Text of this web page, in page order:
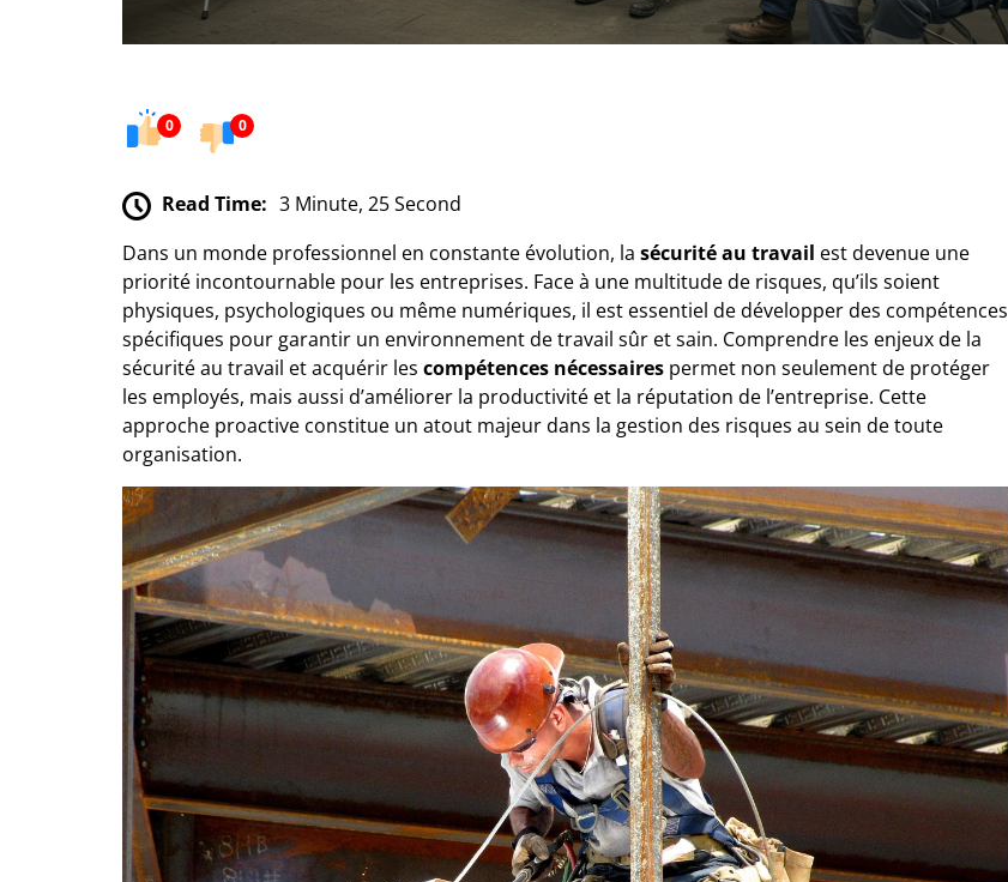
0 0
Read Time: 3 Minute, 25 Second
Dans un monde professionnel en constante évolution, la sécurité au travail est devenue une
priorité incontournable pour les entreprises. Face à une multitude de risques, qu’ils soient
physiques, psychologiques ou même numériques, il est essentiel de développer des compétences
spécifiques pour garantir un environnement de travail sûr et sain. Comprendre les enjeux de la
sécurité au travail et acquérir les compétences nécessaires permet non seulement de protéger
les employés, mais aussi d’améliorer la productivité et la réputation de l’entreprise. Cette
approche proactive constitue un atout majeur dans la gestion des risques au sein de toute
organisation.